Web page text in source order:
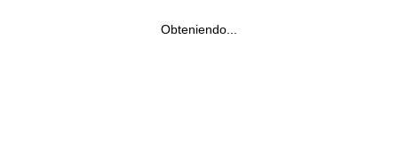
Obteniendo...